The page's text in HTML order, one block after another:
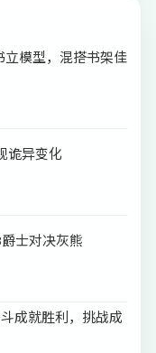
模型，混搭书架佳
诡异变化
士对决灰熊
成就胜利，挑战成